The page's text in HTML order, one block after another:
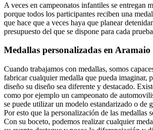
A veces en campeonatos infantiles se entregan
porque todos los participantes reciben una
que hace que a veces haya que planear
presupuesto del que se dispone para cada
Medallas personalizadas en Aramaio
Cuando trabajamos con medallas, somos
fabricar cualquier medalla que pueda imaginar,
diseño su diseño sea diferente y destacado.
como por ejemplo un campeonato de
se puede utilizar un modelo estandarizado o de
Por esto que la personalización de las medallas
Con su boceto, podemos realizar cualquier